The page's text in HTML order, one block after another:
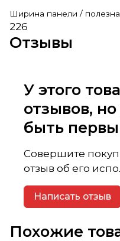
Ширина панели /
226
Отзывы
У этого
отзывов,
быть
Совершите
отзыв об его
Написать отзыв
Похожие